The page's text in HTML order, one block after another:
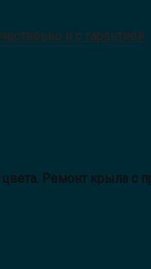
и с гарантией
Ремонт крыла с